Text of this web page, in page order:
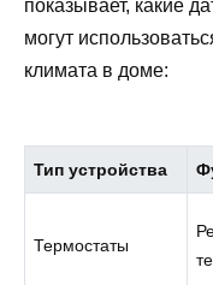
показывает, какие
могут
климата в доме:
Тип устройства
Термостаты